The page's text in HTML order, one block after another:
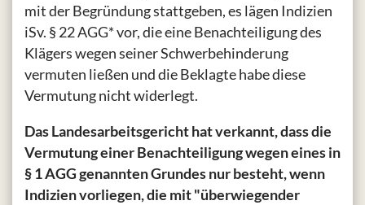
mit der Begründung stattgeben, es lägen Indizien
iSv. § 22 AGG* vor, die eine Benachteiligung des
Klägers wegen seiner Schwerbehinderung
vermuten ließen und die Beklagte habe diese
Vermutung nicht widerlegt.
Das Landesarbeitsgericht hat verkannt, dass die
Vermutung einer Benachteiligung wegen eines in
§ 1 AGG genannten Grundes nur besteht, wenn
Indizien vorliegen, die mit "überwiegender